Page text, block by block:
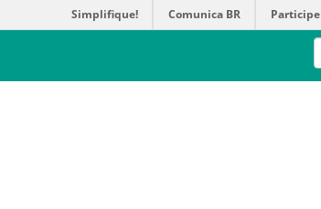
Simplifique! Comunica BR Participe